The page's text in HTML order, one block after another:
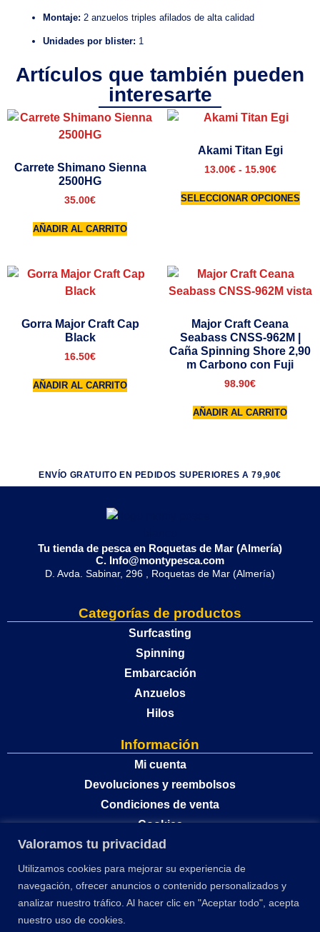
Valoramos tu privacidad
Utilizamos cookies para mejorar su experiencia de
navegación, ofrecer anuncios o contenido personalizados y
analizar nuestro tráfico. Al hacer clic en "Aceptar todo", acepta
nuestro uso de cookies.
Montaje: 2 anzuelos triples afilados de alta calidad
Unidades por blister: 1
Artículos que también pueden
interesarte
Carrete Shimano Sienna
2500HG
35.00€
AÑADIR AL CARRITO
Akami Titan Egi
13.00€ - 15.90€
SELECCIONAR OPCIONES
Gorra Major Craft Cap
Black
16.50€
AÑADIR AL CARRITO
Major Craft Ceana
Seabass CNSS-962M |
Caña Spinning Shore 2,90
m Carbono con Fuji
98.90€
AÑADIR AL CARRITO
ENVÍO GRATUITO EN PEDIDOS SUPERIORES A 79,90€
Tu tienda de pesca en Roquetas de Mar (Almería)
C. Info@montypesca.com
D. Avda. Sabinar, 296 , Roquetas de Mar (Almería)
Categorías de productos
Surfcasting
Spinning
Embarcación
Anzuelos
Hilos
Información
Mi cuenta
Devoluciones y reembolsos
Condiciones de venta
Cookies
Política de privacidad